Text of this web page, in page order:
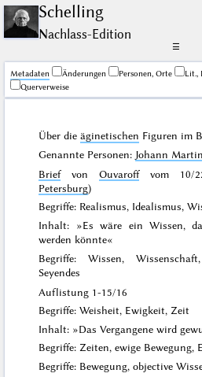
Schelling
Nachlass-Edition
☰
Me­ta­da­ten Änderungen Personen, Orte Lit.,
Querverweise
Über dieäginetischen Figuren im
Genannte Personen: Johann
BriefvonOuvaroffvom 10/
Petersburg)
Begriffe: Realismus, Idealismus,
Inhalt: »Es wäre ein Wissen,
werden könnte«
Begriffe: Wissen,
Seyendes
Auflistung 1-15/16
Begriffe: Weisheit, Ewigkeit, Zeit
Inhalt: »Das Vergangene wird
Begriffe: Zeiten, ewige Bewegung,
Begriffe: Bewegung, objective